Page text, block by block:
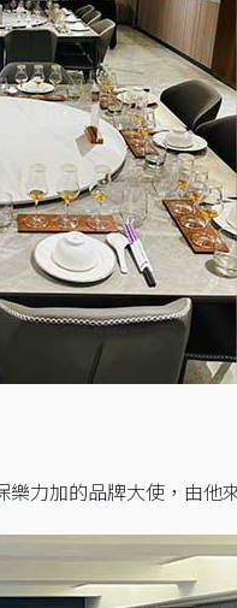
力加的品牌大使，由他